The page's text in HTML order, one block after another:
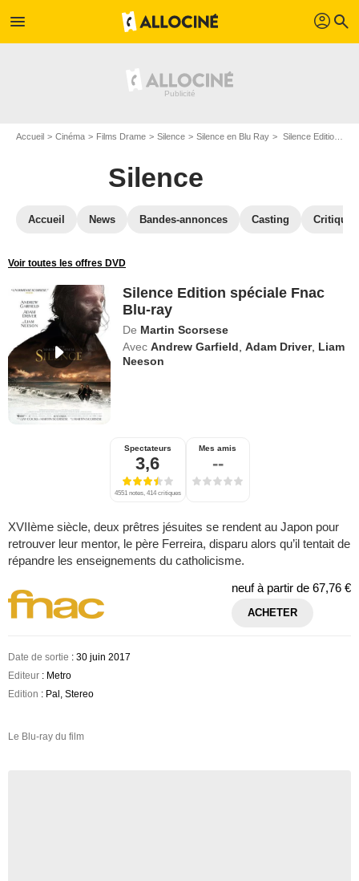
menu profil search
Accueil Cinéma Films Drame Silence Silence en Blu Ray Silence Edition spéciale Fnac Blu-ray
Silence
Accueil News Bandes-annonces Casting
Voir toutes les offres DVD
Silence Edition spéciale Fnac
Blu-ray
De Martin Scorsese
Avec Andrew Garfield ,Adam Driver, Liam
Neeson
Spectateurs
3,6
4551 notes, 414 critiques
Mes amis
--
XVIIème siècle, deux prêtres jésuites se rendent au Japon pour
retrouver leur mentor, le père Ferreira, disparu alors qu’il tentait de
répandre les enseignements du catholicisme.
neuf à partir de 67,76 €
ACHETER
Date de sortie : 30 juin 2017
Editeur : Metro
Edition : Pal, Stereo
Le Blu-ray du film